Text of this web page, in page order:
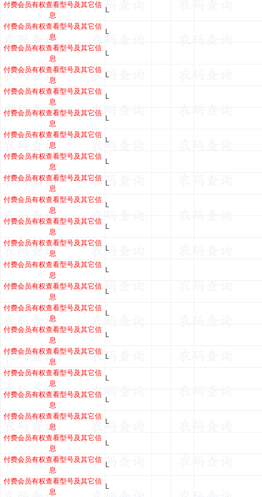
付费会员有权查看型号及其它信
息
L
付费会员有权查看型号及其它信
息
L
付费会员有权查看型号及其它信
息
L
付费会员有权查看型号及其它信
息
L
付费会员有权查看型号及其它信
息
L
付费会员有权查看型号及其它信
息
L
付费会员有权查看型号及其它信
息
L
付费会员有权查看型号及其它信
息
L
付费会员有权查看型号及其它信
息
L
付费会员有权查看型号及其它信
息
L
付费会员有权查看型号及其它信
息
L
付费会员有权查看型号及其它信
息
L
付费会员有权查看型号及其它信
息
L
付费会员有权查看型号及其它信
息
L
付费会员有权查看型号及其它信
息
L
付费会员有权查看型号及其它信
息
L
付费会员有权查看型号及其它信
息
L
付费会员有权查看型号及其它信
息
L
付费会员有权查看型号及其它信
息
L
付费会员有权查看型号及其它信
息
L
付费会员有权查看型号及其它信
息
L
付费会员有权查看型号及其它信
息
L
付费会员有权查看型号及其它信
息
L